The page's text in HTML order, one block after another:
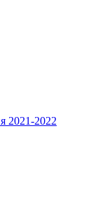
2021-2022